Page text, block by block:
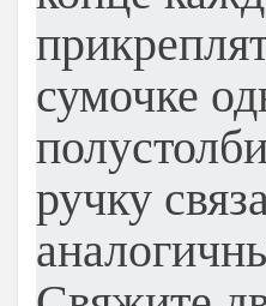
сумочке
ручку